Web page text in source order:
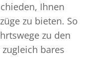
Ihnen
zu bieten. So
zu den
bares